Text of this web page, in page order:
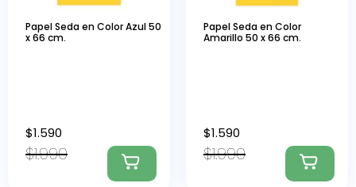
Papel Seda en Color Azul 50
x 66 cm.
$1.990
$1.590
Papel Seda en Color
Amarillo 50 x 66 cm.
$1.990
$1.590